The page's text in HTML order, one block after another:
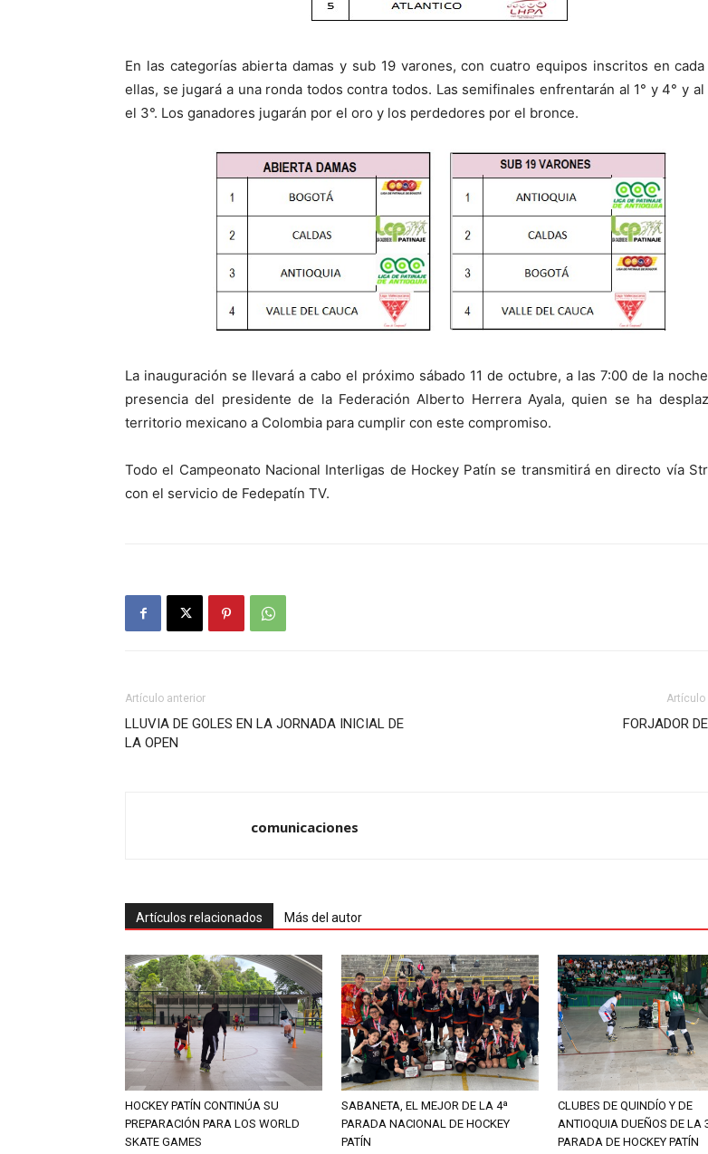
En las categorías abierta damas y sub 19 varones, con cuatro equipos inscritos en
ellas, se jugará a una ronda todos contra todos. Las semifinales enfrentarán al 1° y 4° y al
el 3°. Los ganadores jugarán por el oro y los perdedores por el bronce.
La inauguración se llevará a cabo el próximo sábado 11 de octubre, a las 7:00 de la
presencia del presidente de la Federación Alberto Herrera Ayala, quien se ha
territorio mexicano a Colombia para cumplir con este compromiso.
Todo el Campeonato Nacional Interligas de Hockey Patín se transmitirá en directo vía
con el servicio de Fedepatín TV.
Artículo anterior
LLUVIA DE GOLES EN LA JORNADA INICIAL DE
LA OPEN
Artículo
FORJADOR
comunicaciones
Artículos relacionados Más del autor
HOCKEY PATÍN CONTINÚA SU
PREPARACIÓN PARA LOS WORLD
SKATE GAMES
SABANETA, EL MEJOR DE LA 4ª
PARADA NACIONAL DE HOCKEY
PATÍN
CLUBES DE QUINDÍO Y DE
ANTIOQUIA DUEÑOS DE LA
PARADA DE HOCKEY PATÍN